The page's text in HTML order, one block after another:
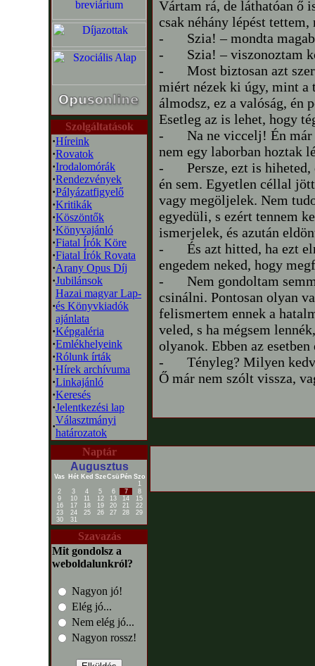
Szolgáltatások
·Híreink
·Rovatok
·Irodalomórák
·Rendezvények
·Pályázatfigyelő
·Kritikák
·Köszöntők
·Könyvajánló
·Fiatal Írók Köre
·Fiatal Írók Rovata
·Arany Opus Díj
·Jubilánsok
·
Hazai magyar Lap-
és Könyvkiadók
ajánlata
·Képgaléria
·Emlékhelyeink
·Rólunk írták
·Hírek archívuma
·Linkajánló
·Keresés
·Jelentkezési lap
·
Választmányi
határozatok
Naptár
Augusztus
Vas Hét Ked SzeCsü Pén Szo
1
2
3 4 5 6 7
8
9
10 11 12 13 14
15
16
17 18 19 20 21
22
23
24 25 26 27 28
29
30
31
Szavazás
Mit gondolsz a
weboldalunkról?
Nagyon jó!
Elég jó...
Nem elég jó...
Nagyon rossz!
Vártam rá, de láthatóan ő
csak néhány lépést
-
Szia! – mondta
-
Szia! – viszonoztam
-
Most biztosan azt
miért nézek ki úgy, mint a
álmodsz, ez a valóság, én
Esetleg az is lehet, hogy
-
Na ne viccelj! Én
nem egy laborban hoztak
-
Persze, ezt is
én sem. Egyetlen céllal
vagy megöljelek. Nem
egyedüli, s ezért tennem
ismerjelek, és azután
-
És azt hitted, ha ezt
engedem neked, hogy
-
Nem gondoltam
csinálni. Pontosan olyan
felismertem ennek a
veled, s ha mégsem
olyanok. Ebben az
-
Tényleg? Milyen
Ő már nem szólt vissza,